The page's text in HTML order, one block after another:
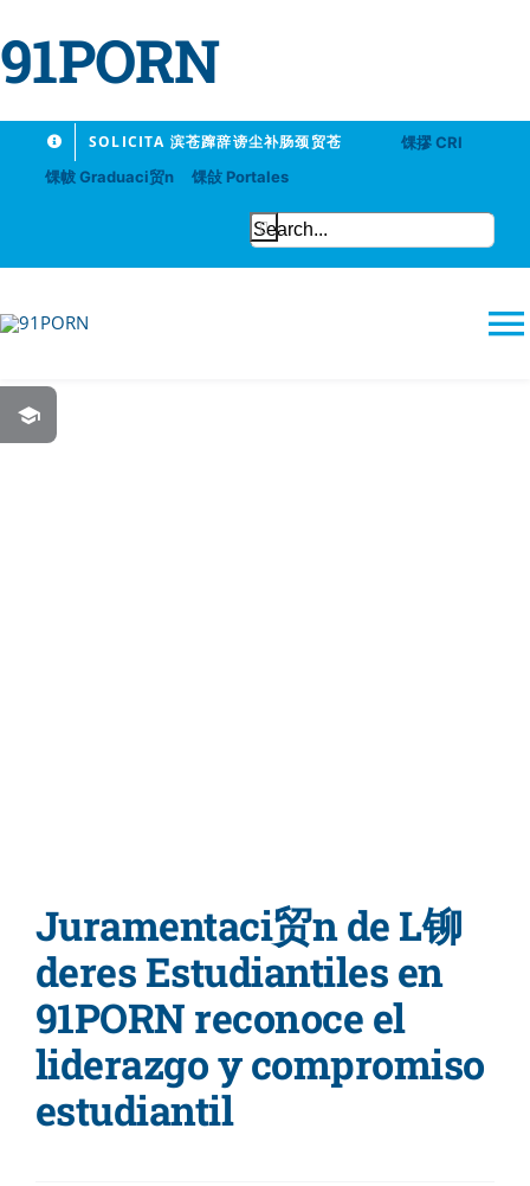
91PORN
SOLICITA 滨苍蹿辞谤尘补肠颈贸苍
馃摎 CRI
馃帗 Graduaci贸n
馃敆 Portales
Search
for:
Juramentaci贸n de L铆
deres Estudiantiles en
91PORN reconoce el
liderazgo y compromiso
estudiantil